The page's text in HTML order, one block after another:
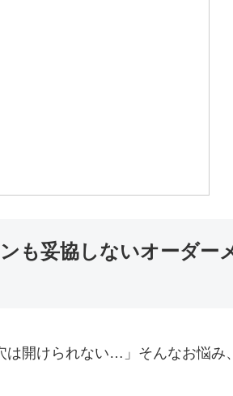
も妥協しないオーダー
は開けられない…」そんなお悩み